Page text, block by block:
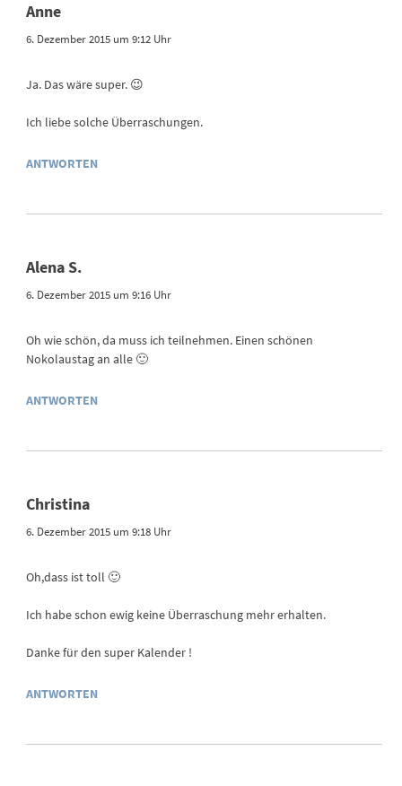
Anne
6. Dezember 2015 um 9:12 Uhr
Ja. Das wäre super. 😉
Ich liebe solche Überraschungen.
ANTWORTEN
Alena S.
6. Dezember 2015 um 9:16 Uhr
Oh wie schön, da muss ich teilnehmen. Einen schönen
Nokolaustag an alle 🙂
ANTWORTEN
Christina
6. Dezember 2015 um 9:18 Uhr
Oh,dass ist toll 🙂
Ich habe schon ewig keine Überraschung mehr erhalten.
Danke für den super Kalender !
ANTWORTEN